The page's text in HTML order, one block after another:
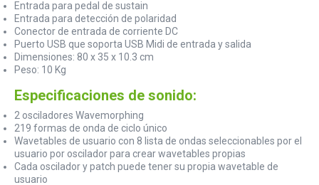
Entrada para pedal de sustain
Entrada para detección de polaridad
Conector de entrada de corriente DC
Puerto USB que soporta USB Midi de entrada y salida
Dimensiones: 80 x 35 x 10.3 cm
Peso: 10 Kg
Especificaciones de sonido:
2 osciladores Wavemorphing
219 formas de onda de ciclo único
Wavetables de usuario con 8 lista de ondas seleccionables por el
usuario por oscilador para crear wavetables propias
Cada oscilador y patch puede tener su propia wavetable de
usuario